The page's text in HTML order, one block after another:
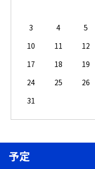
3
4 5
10
11 12
17
18 19
24
25 26
31
予定